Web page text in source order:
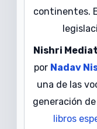
continentes.
Nishri
por Nadav
una de las
generación
libros